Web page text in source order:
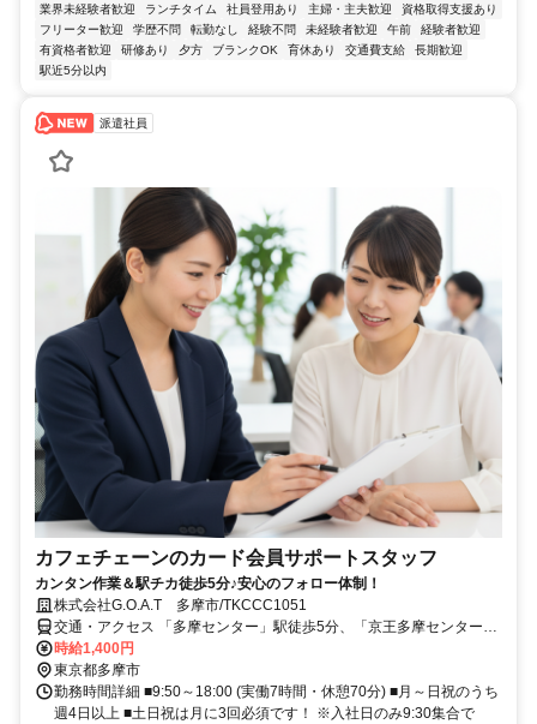
業界未経験者歓迎 ランチタイム 社員登用あり 主婦・主夫歓迎
資格取得支援あり
フリーター歓迎
学歴不問 転勤なし 経験不問 未経験者歓迎 午前
経験者歓迎
有資格者歓迎
研修あり 夕方 ブランクOK 育休あり 交通費支給
長期歓迎
駅近5分以内
派遣社員
カフェチェーンのカード会員サポートスタッフ
カンタン作業＆駅チカ徒歩5分♪安心のフォロー体制！
株式会社G.O.A.T 多摩市/TKCCC1051
交通・アクセス 「多摩センター」駅徒歩5分、「京王多摩センター」
駅徒歩7分、「小田急多摩センター」駅徒歩7分
時給1,400円
東京都多摩市
勤務時間詳細 ■9:50～18:00 (実働7時間・休憩70分) ■月～日祝のうち
週4日以上 ■土日祝は月に3回必須です！ ※入社日のみ9:30集合で